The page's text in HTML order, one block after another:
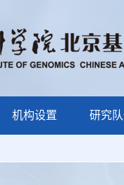
机构设置 研究